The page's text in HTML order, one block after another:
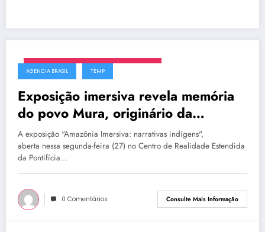
AGENCIA BRASIL TEMP
Exposição imersiva revela memória
do povo Mura, originário da
Amazônia
A exposição "Amazônia Imersiva: narrativas indígens",
aberta nessa segunda-feira (27) no Centro de Realidade Estendida
da Pontifícia…
0 Comentários Consulte Mais Informação